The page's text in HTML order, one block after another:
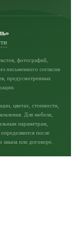
фотографий,
письменного согласия
предусмотренных
цветах, стоимости,
Для мебели,
параметрам,
после
или договоре.